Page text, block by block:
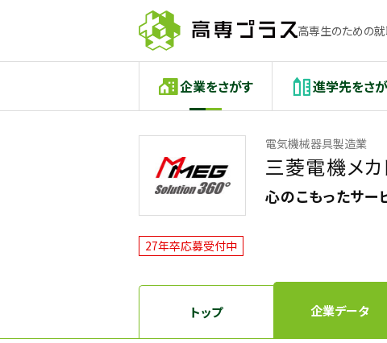
高専生のための就
企業をさがす 進学先をさ
電気機械器具製造業
三菱電機メカ
心のこもったサー
27年卒応募受付中
トップ 企業データ